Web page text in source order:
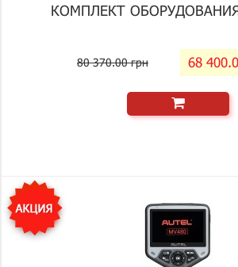
КОМПЛЕКТ ОБОРУДОВАНИЯ
80 370.00 грн 68